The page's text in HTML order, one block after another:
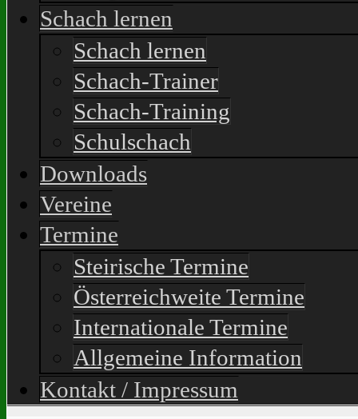
Schach lernen
Schach lernen
Schach-Trainer
Schach-Training
Schulschach
Downloads
Vereine
Termine
Steirische Termine
Österreichweite Termine
Internationale Termine
Allgemeine Information
Kontakt / Impressum